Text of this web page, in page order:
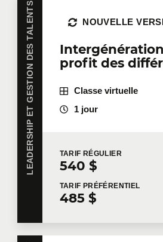
LEADERSHIP ET GESTION DES TALENTS
profit des
NOUVELLE
Classe virtuelle
1 jour
TARIF RÉGULIER
540 $
TARIF PRÉFÉRENTIEL
485 $